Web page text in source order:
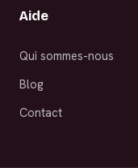
Aide
Qui sommes-nous
Blog
Contact